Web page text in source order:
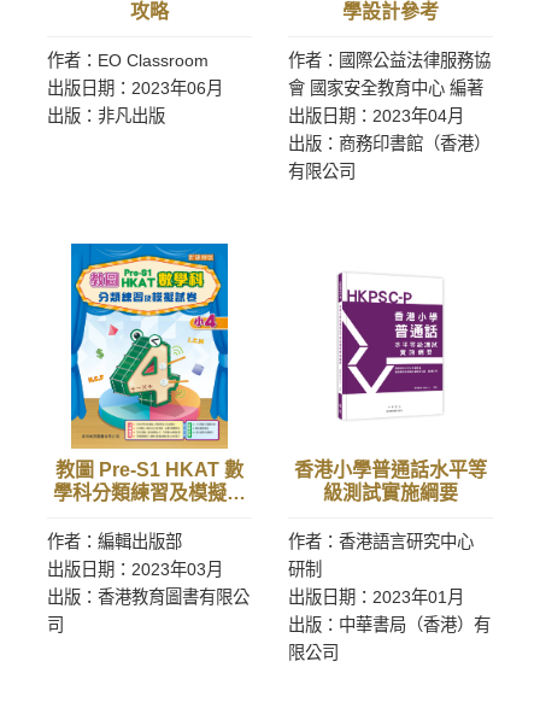
攻略
作者：EO Classroom
出版日期：2023年06月
出版：非凡出版
學設計參考
作者：國際公益法律服務協
會 國家安全教育中心 編著
出版日期：2023年04月
出版：商務印書館（香港）
有限公司
教圖 Pre-S1 HKAT 數
學科分類練習及模擬試
作者：編輯出版部
出版日期：2023年03月
出版：香港教育圖書有限公
司
香港小學普通話水平等
級測試實施綱要
作者：香港語言研究中心
研制
出版日期：2023年01月
出版：中華書局（香港）有
限公司